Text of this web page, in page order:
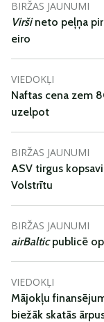
BIRŽAS JAUNUMI
Viršineto peļņa
eiro
VIEDOKĻI
Naftas cena zem
uzelpot
BIRŽAS JAUNUMI
ASV tirgus
Volstrītu
BIRŽAS JAUNUMI
airBalticpublicē
VIEDOKĻI
Mājokļu
biežāk skatās